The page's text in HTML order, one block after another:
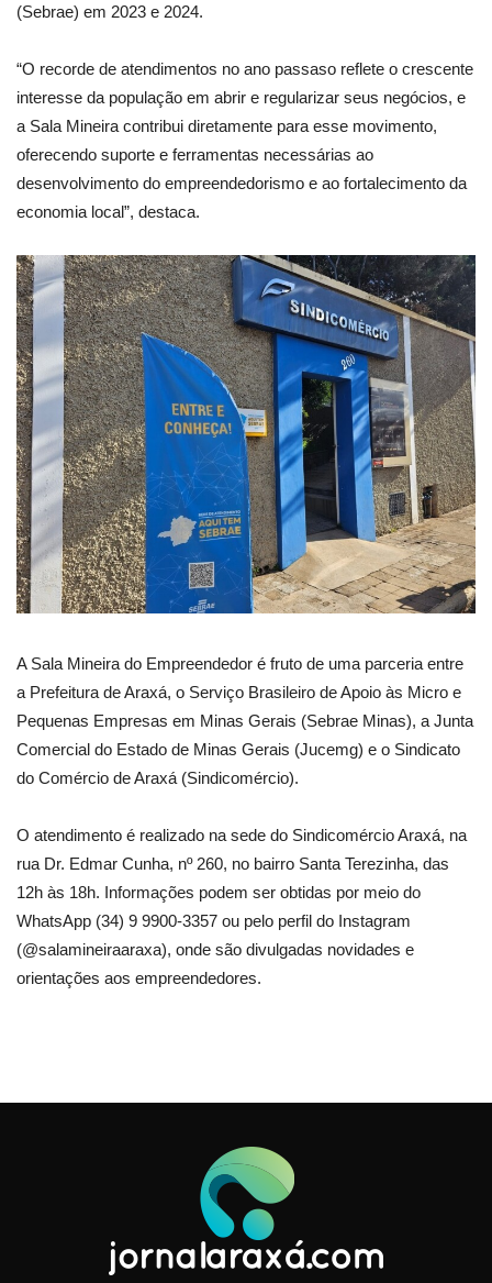
(Sebrae) em 2023 e 2024.
“O recorde de atendimentos no ano passaso reflete o crescente
interesse da população em abrir e regularizar seus negócios, e
a Sala Mineira contribui diretamente para esse movimento,
oferecendo suporte e ferramentas necessárias ao
desenvolvimento do empreendedorismo e ao fortalecimento da
economia local”, destaca.
A Sala Mineira do Empreendedor é fruto de uma parceria entre
a Prefeitura de Araxá, o Serviço Brasileiro de Apoio às Micro e
Pequenas Empresas em Minas Gerais (Sebrae Minas), a Junta
Comercial do Estado de Minas Gerais (Jucemg) e o Sindicato
do Comércio de Araxá (Sindicomércio).
O atendimento é realizado na sede do Sindicomércio Araxá, na
rua Dr. Edmar Cunha, nº 260, no bairro Santa Terezinha, das
12h às 18h. Informações podem ser obtidas por meio do
WhatsApp (34) 9 9900-3357 ou pelo perfil do Instagram
(@salamineiraaraxa), onde são divulgadas novidades e
orientações aos empreendedores.